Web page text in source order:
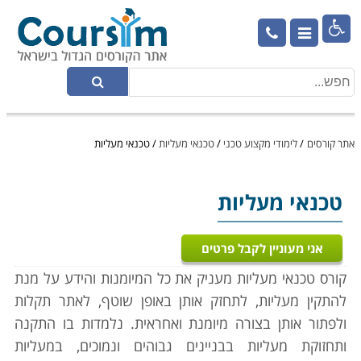

אתר קורסים /לימודי מקצוע טכני /טכנאי מעליות/טכנאי מעליות
טכנאי מעליות
אני מעוניין לקבל פרטים
קורס טכנאי מעליות מעניק את כל המיומנות והידע על מנת
להתקין מעליות, לתחזק אותן באופן שוטף, לאתר תקלות
ולפתור אותן בצורה מיומנת ואחראית. נלמדות בו התקנה
ותחזוקת מעליות בבניינים גבוהים ונמוכים, במעליות